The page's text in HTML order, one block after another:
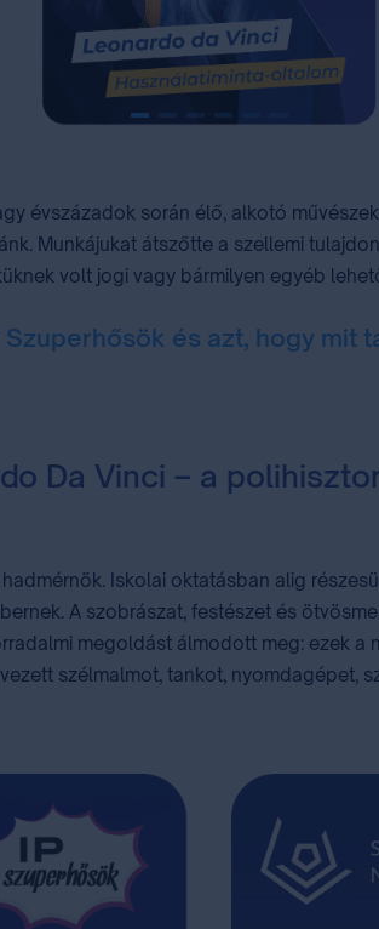
évszázadok során élő, alkotó
Munkájukat átszőtte a szellemi
volt jogi vagy bármilyen egyéb
Szuperhősök és azt, hogy mit
Da Vinci – a
Iskolai oktatásban alig
A szobrászat, festészet és
megoldást álmodott meg: ezek
szélmalmot, tankot, nyomdagépet,